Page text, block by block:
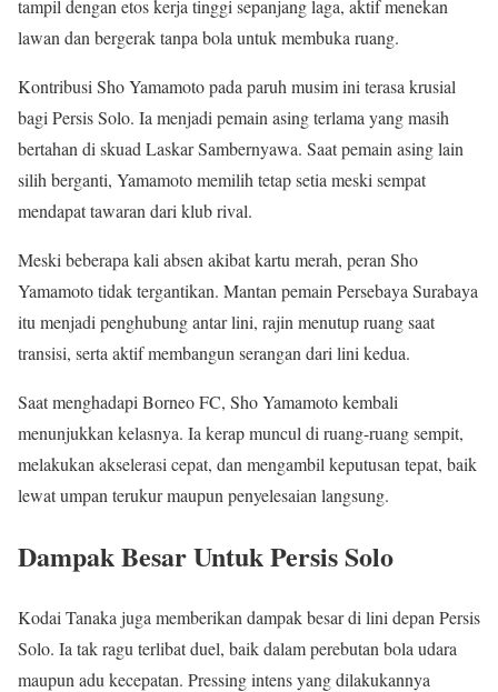
tampil dengan etos kerja tinggi sepanjang laga, aktif menekan
lawan dan bergerak tanpa bola untuk membuka ruang.
Kontribusi Sho Yamamoto pada paruh musim ini terasa krusial
bagi Persis Solo. Ia menjadi pemain asing terlama yang masih
bertahan di skuad Laskar Sambernyawa. Saat pemain asing lain
silih berganti, Yamamoto memilih tetap setia meski sempat
mendapat tawaran dari klub rival.
Meski beberapa kali absen akibat kartu merah, peran Sho
Yamamoto tidak tergantikan. Mantan pemain Persebaya Surabaya
itu menjadi penghubung antar lini, rajin menutup ruang saat
transisi, serta aktif membangun serangan dari lini kedua.
Saat menghadapi Borneo FC, Sho Yamamoto kembali
menunjukkan kelasnya. Ia kerap muncul di ruang-ruang sempit,
melakukan akselerasi cepat, dan mengambil keputusan tepat, baik
lewat umpan terukur maupun penyelesaian langsung.
Dampak Besar Untuk Persis Solo
Kodai Tanaka juga memberikan dampak besar di lini depan Persis
Solo. Ia tak ragu terlibat duel, baik dalam perebutan bola udara
maupun adu kecepatan. Pressing intens yang dilakukannya